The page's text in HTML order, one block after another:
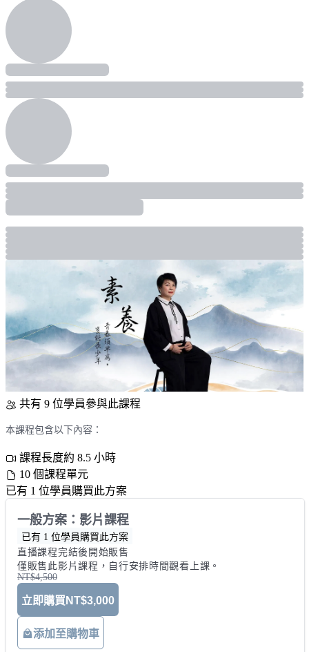
共有 9 位學員參與此課程
本課程包含以下內容：
課程長度約 8.5 小時
10 個課程單元
已有 1 位學員購買此方案
一般方案：影片課程
已有 1 位學員購買此方案
直播課程完結後開始販售
僅販售此影片課程，自行安排時間觀看上課。
NT$4,500
立即購買 NT$3,000
添加至購物車